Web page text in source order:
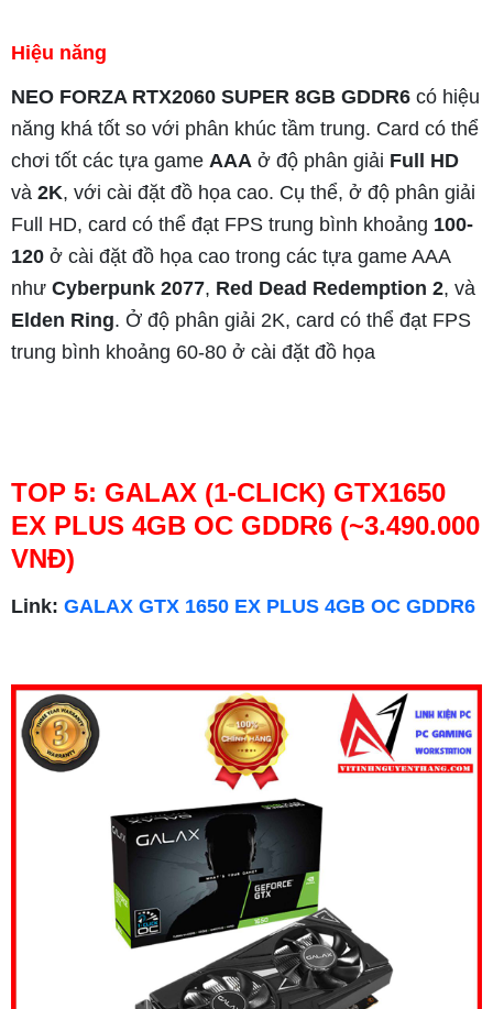
Hiệu năng
NEO FORZA RTX2060 SUPER 8GB GDDR6 có hiệu
năng khá tốt so với phân khúc tầm trung. Card có thể
chơi tốt các tựa game AAA ở độ phân giải Full HD
và 2K, với cài đặt đồ họa cao. Cụ thể, ở độ phân giải
Full HD, card có thể đạt FPS trung bình khoảng 100-
120 ở cài đặt đồ họa cao trong các tựa game AAA
như Cyberpunk 2077, Red Dead Redemption 2, và
Elden Ring. Ở độ phân giải 2K, card có thể đạt FPS
trung bình khoảng 60-80 ở cài đặt đồ họa
TOP 5: GALAX (1-CLICK) GTX1650
EX PLUS 4GB OC GDDR6 (~3.490.000
VNĐ)
Link: GALAX GTX 1650 EX PLUS 4GB OC GDDR6